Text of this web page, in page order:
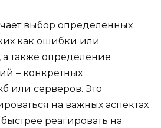
выбор определенных
как ошибки или
также определение
– конкретных
или серверов. Это
на важных аспектах
реагировать на